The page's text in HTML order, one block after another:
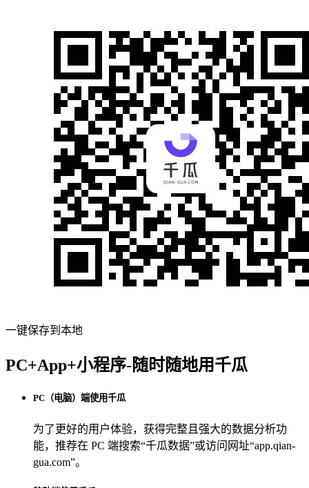
一键保存到本地
PC+App+小程序-随时随地用千瓜
PC（电脑）端使用千瓜
为了更好的用户体验，获得完整且强大的数据分析功
能，推荐在 PC 端搜索“千瓜数据”或访问网址“app.qian-
gua.com”。